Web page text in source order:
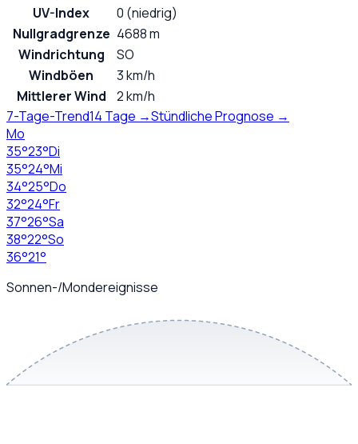
UV-Index
0 (niedrig)
Nullgradgrenze 4688 m
Windrichtung
SO
Windböen
3 km/h
Mittlerer Wind
2 km/h
7-Tage-Trend14 Tage →Stündliche Prognose →
Mo
35°23°Di
35°24°Mi
34°25°Do
32°24°Fr
37°26°Sa
38°22°So
36°21°
Sonnen-/Mondereignisse